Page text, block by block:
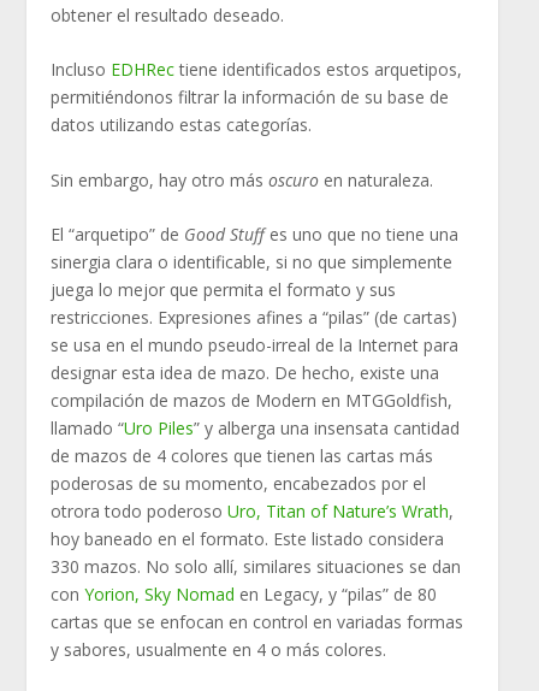
obtener el resultado deseado.
Incluso EDHRectiene identificados estos arquetipos,
permitiéndonos filtrar la información de su base de
datos utilizando estas categorías.
Sin embargo, hay otro másoscuro en naturaleza.
El “arquetipo” de Good Stuffes uno que no tiene una
sinergia clara o identificable, si no que simplemente
juega lo mejor que permita el formato y sus
restricciones. Expresiones afines a “pilas” (de cartas)
se usa en el mundo pseudo-irreal de la Internet para
designar esta idea de mazo. De hecho, existe una
compilación de mazos de Modern en MTGGoldfish,
llamado “Uro Piles” y alberga una insensata cantidad
de mazos de 4 colores que tienen las cartas más
poderosas de su momento, encabezados por el
otrora todo poderosoUro, Titan of Nature’s Wrath,
hoy baneado en el formato. Este listado considera
330 mazos. No solo allí, similares situaciones se dan
conYorion, Sky Nomad en Legacy, y “pilas” de 80
cartas que se enfocan en control en variadas formas
y sabores, usualmente en 4 o más colores.